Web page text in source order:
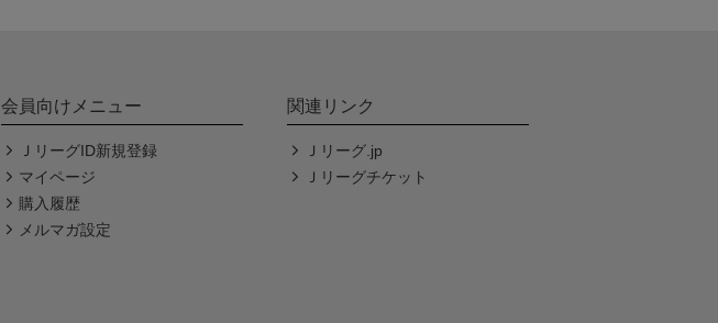
会員向けメニュー
ＪリーグID新規登録
マイページ
購入履歴
メルマガ設定
関連リンク
Ｊリーグ.jp
Ｊリーグチケット